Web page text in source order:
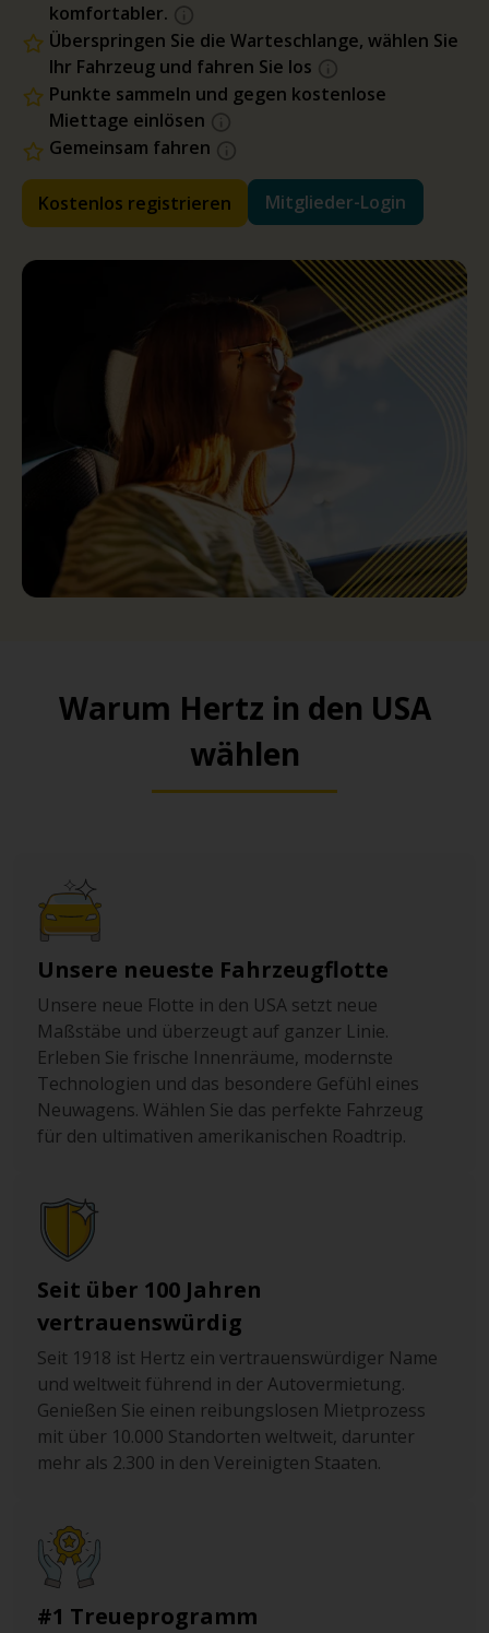
komfortabler.
Überspringen Sie die Warteschlange, wählen Sie
Ihr Fahrzeug und fahren Sie los
Punkte sammeln und gegen kostenlose
Miettage einlösen
Gemeinsam fahren
Kostenlos registrieren Mitglieder-Login
Warum Hertz in den USA
wählen
Unsere neueste Fahrzeugflotte
Unsere neue Flotte in den USA setzt neue
Maßstäbe und überzeugt auf ganzer Linie.
Erleben Sie frische Innenräume, modernste
Technologien und das besondere Gefühl eines
Neuwagens. Wählen Sie das perfekte Fahrzeug
für den ultimativen amerikanischen Roadtrip.
Seit über 100 Jahren
vertrauenswürdig
Seit 1918 ist Hertz ein vertrauenswürdiger Name
und weltweit führend in der Autovermietung.
Genießen Sie einen reibungslosen Mietprozess
mit über 10.000 Standorten weltweit, darunter
mehr als 2.300 in den Vereinigten Staaten.
#1 Treueprogramm